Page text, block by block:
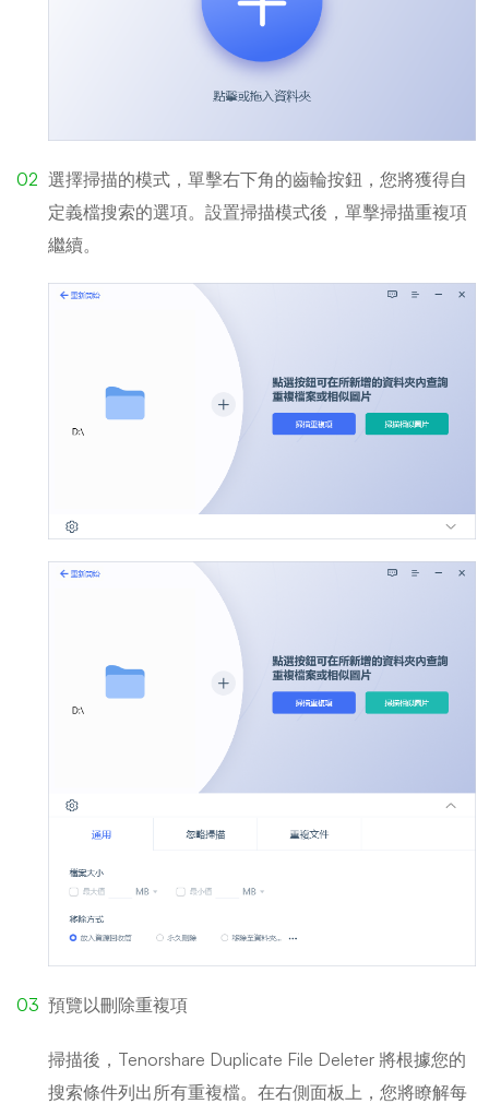
選擇掃描的模式，單擊右下角的齒輪按鈕，您將獲得自
定義檔搜索的選項。設置掃描模式後，單擊掃描重複項
繼續。
預覽以刪除重複項
掃描後，Tenorshare Duplicate File Deleter 將根據您的
搜索條件列出所有重複檔。在右側面板上，您將瞭解每